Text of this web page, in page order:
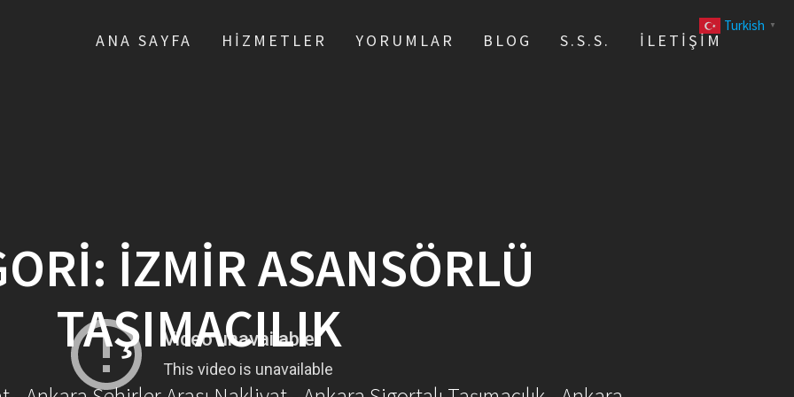
ANA SAYFA HIZMETLER YORUMLAR BLOG S.S.S. İLETIŞIM
İZMIR ASANSÖRLÜ
TAŞIMACILIK
Turkish ▼